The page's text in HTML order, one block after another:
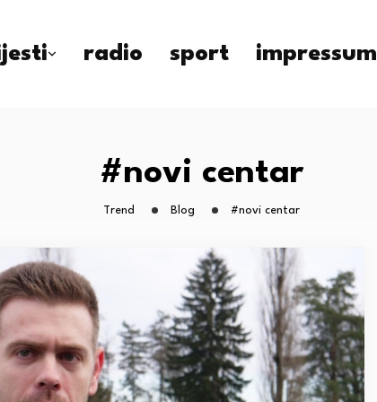
radio sport impressum
#novi centar
Trend Blog #novi centar